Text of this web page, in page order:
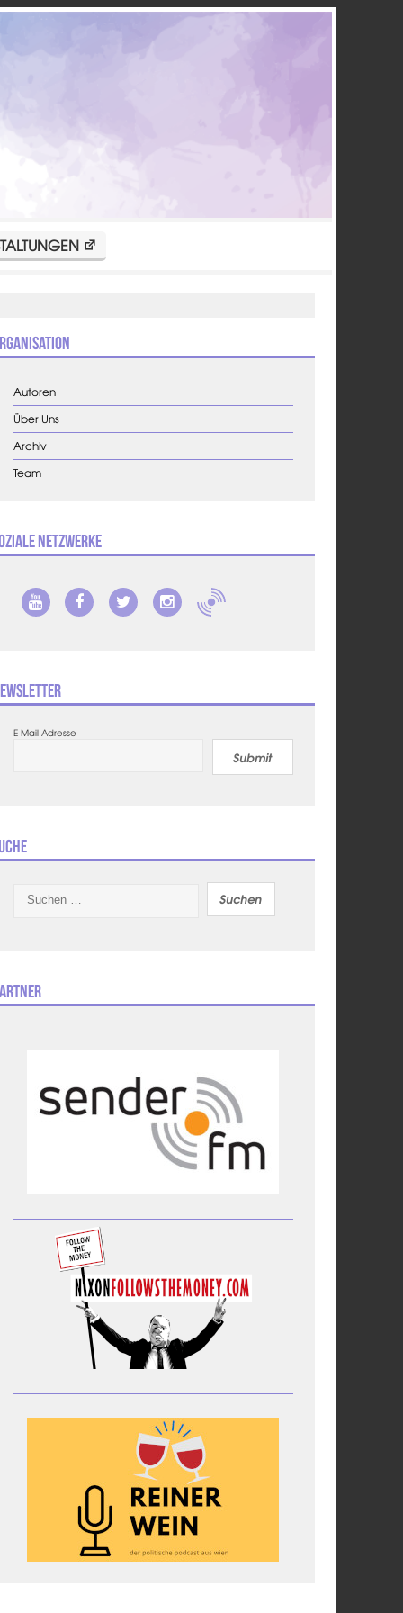
Autoren
Über Uns
Archiv
Team
Netzwerke
E-Mail Adresse
Submit
nach: